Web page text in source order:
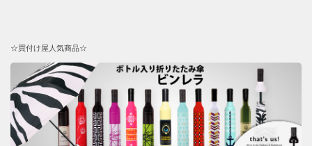
☆買付け屋人気商品☆